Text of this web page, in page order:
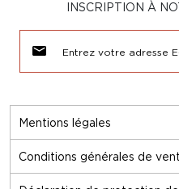
Mentions légales
Conditions générales de
INSCRIPTION À